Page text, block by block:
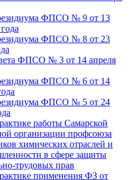
ФПСО № 9 от 13
ФПСО № 8 от 23
ФПСО № 3 от 14 апреля
ФПСО № 6 от 14
ФПСО № 5 от 24
работы Самарской
организации профсоюза
химических отраслей и
в сфере защиты
трудовых прав
применения ФЗ от